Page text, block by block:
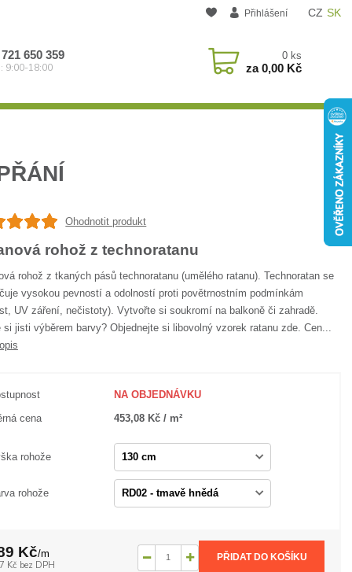
CZ SK
Přihlášení
650 359
9:00-18:00
0 ks
za0,00 Kč
Ohodnotit produkt
rohož z technoratanu
rohož z tkaných pásů technoratanu (umělého ratanu). Technoratan se
vysokou pevností a odolností proti povětrnostním podmínkám
UV záření, nečistoty). Vytvořte si soukromí na balkoně či zahradě.
si jisti výběrem barvy? Objednejte si libovolný vzorek ratanu zde. Cen...
NA OBJEDNÁVKU
cena 453,08 Kč / m²
rohože
rohože
Kč/m
Kč bez DPH
PŘIDAT DO KOŠÍKU